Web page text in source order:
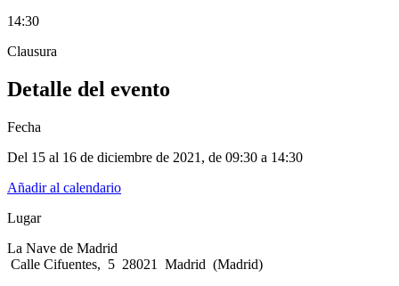
14:30
Clausura
Detalle del evento
Fecha
Del 15 al 16 de diciembre de 2021 , de 09:30 a 14:30
Añadir al calendario
Lugar
La Nave de Madrid
Calle Cifuentes, 5 28021 Madrid (Madrid)